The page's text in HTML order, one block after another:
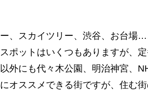
、スカイツリー、渋谷、お台場
ポットはいくつもありますが、
外にも代々木公園、明治神宮、
オススメできる街ですが、住む